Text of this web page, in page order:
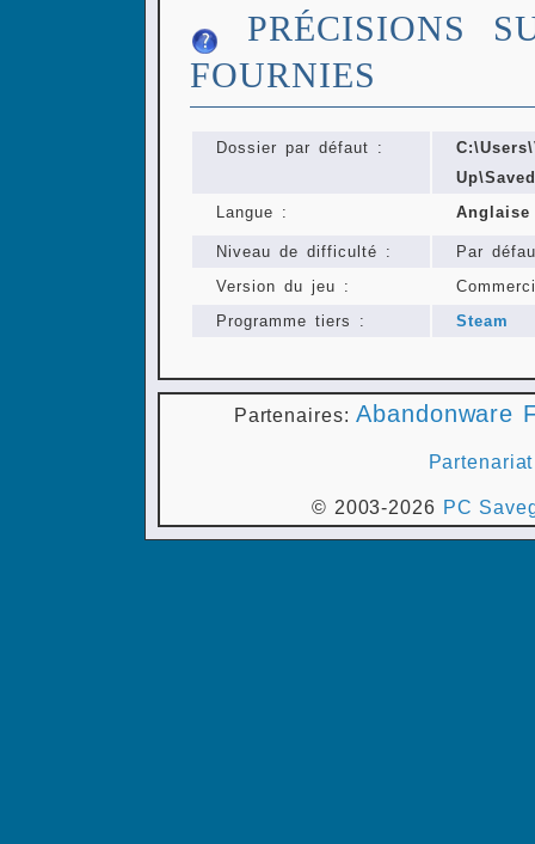
PRÉCISIONS
FOURNIES
Dossier par défaut :
Langue :
Niveau de difficulté :
Par
Version du jeu :
Programme tiers :
Steam
Partenaires:Abandonware
Partenariat
© 2003-2026 PC